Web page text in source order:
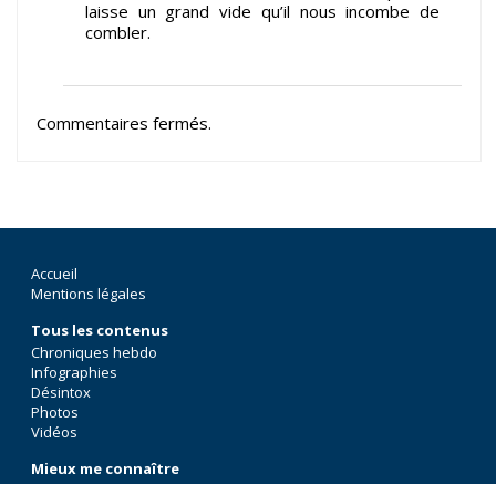
laisse un grand vide qu’il nous incombe de
combler.
Commentaires fermés.
Accueil
Mentions légales
Tous les contenus
Chroniques hebdo
Infographies
Désintox
Photos
Vidéos
Mieux me connaître